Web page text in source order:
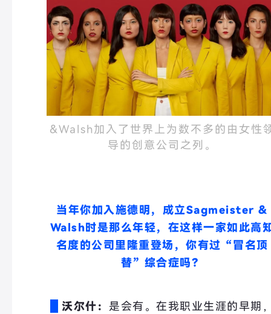
&Walsh加入了世界上为数不多的由女性
导的创意公司之列。
当年你加入施德明，成立Sagmeister &
Walsh时是那么年轻，在这样一家如此高
名度的公司里隆重登场，你有过“冒名顶
替”综合症吗？
沃尔什： 是会有。在我职业生涯的早期